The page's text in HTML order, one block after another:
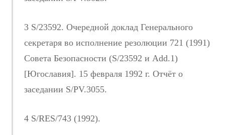
3 S/23592. Очередной доклад Генерального
секретаря во исполнение резолюции 721 (1991)
Совета Безопасности (S/23592 и Add.1)
[Югославия]. 15 февраля 1992 г. Отчёт о
заседании S/PV.3055.
4 S/RES/743 (1992).